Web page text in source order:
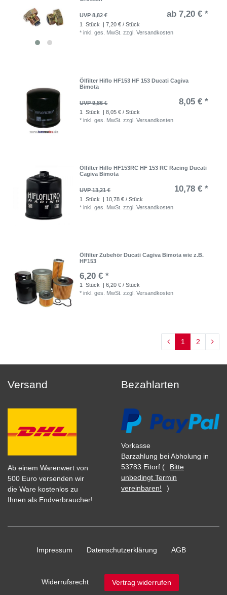
UVP 8,82 € ab 7,20 € *
1 Stück
| 7,20 € / Stück
*inkl. ges. MwSt. zzgl.Versandkosten
Ölfilter Hiflo HF153 HF 153 Ducati Cagiva
Bimota
UVP 9,86 € 8,05 € *
1 Stück
| 8,05 € / Stück
*inkl. ges. MwSt. zzgl.Versandkosten
Ölfilter Hiflo HF153RC HF 153 RC Racing Ducati
Cagiva Bimota
UVP 13,21 € 10,78 € *
1 Stück
| 10,78 € / Stück
*inkl. ges. MwSt. zzgl.Versandkosten
Ölfilter Zubehör Ducati Cagiva Bimota wie z.B.
HF153
6,20 € *
1 Stück
| 6,20 € / Stück
*inkl. ges. MwSt. zzgl.Versandkosten
1 2
Versand
Ab einem Warenwert von
500 Euro versenden wir
die Ware kostenlos zu
Ihnen als Endverbraucher!
Bezahlarten
Vorkasse
Barzahlung bei Abholung in
53783 Eitorf (
Bitte
unbedingt Termin
vereinbaren!
)
Impressum Daten­schutz­erklärung AGB
Widerrufs­recht Vertrag widerrufen